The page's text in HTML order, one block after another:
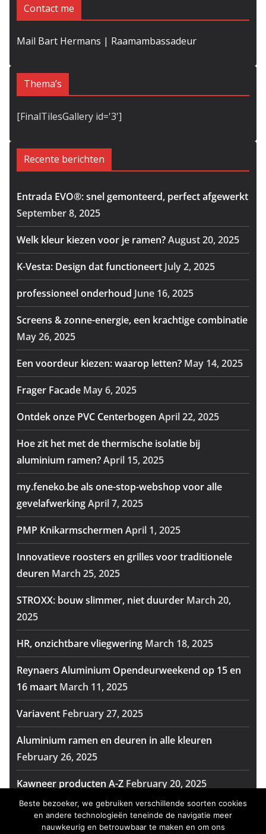
Contact me
Mail Bart Hermans | Raamambassadeur
Thema’s
[FinalTilesGallery id='3']
Recente berichten
Entrada EVO®: snel gemonteerd, perfect afgewerkt
September 8, 2025
Welk kleur kiezen voor je ramen?August 20, 2025
K-Vesta: Design dat functioneert July 2, 2025
professioneel onderhoud June 16, 2025
Screens & zonne-energie, een krachtige combinatie
May 26, 2025
Een voordeur kiezen: waarop letten? May 14, 2025
Frager Facade May 6, 2025
Ontdek onze PVC Centerbogen April 22, 2025
Hoe zit het met de thermische isolatie bij
aluminium ramen?April 15, 2025
my.feneko.be als one-stop-webshop voor alle
gevelafwerkingApril 7, 2025
PMP Knikarmschermen April 1, 2025
Innovatieve roosters en grilles voor traditionele
deuren March 25, 2025
STROXX: bouw slimmer, niet duurder March 20,
2025
HR, onzichtbare vliegwering March 18, 2025
Reynaers Aluminium Opendeurweekend op 15 en
16 maart March 11, 2025
Variavent February 27, 2025
Aluminium ramen en deuren in alle kleuren
February 26, 2025
Kawneer producten A-Z February 20, 2025
Reynaers Aluminium viert 60 jaar vakmanschap op
BatibouwFebruary 14, 2025
Beste bezoeker, we gebruiken verschillende soorten cookies
en andere technologieën teneinde de navigatie meer
nauwkeurig en betrouwbaar te maken en om ons